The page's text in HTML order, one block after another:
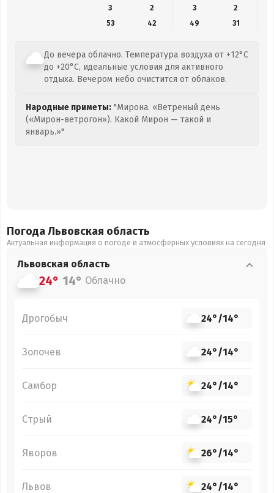
3
2 3
2
53
42 49 31
До вечера облачно. Температура воздуха от +12°C
до +20°C, идеальные условия для активного
отдыха. Вечером небо очистится от облаков.
Народные приметы: "Мирона. «Ветреный день
(«Мирон-ветрогон»). Какой Мирон — такой и
январь.»"
Погода Львовская область
Актуальная информация о погоде и атмосферных условиях на сегодня
Львовская область
24° 14° Облачно
Дрогобыч 24°/14°
Золочев 24°/14°
Самбор 24°/14°
Стрый 24°/15°
Яворов 26°/14°
Львов 24°/14°